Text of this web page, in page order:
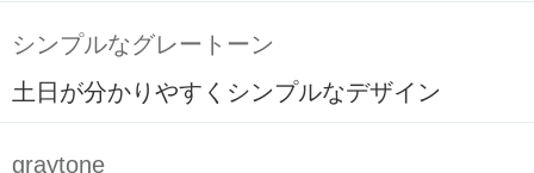
シンプルなグレートーン
土日が分かりやすくシンプルなデザイン
graytone